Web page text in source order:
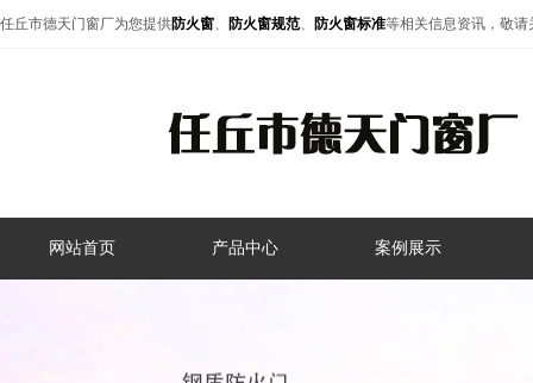
任丘市德天门窗厂为您提供防火窗、 防火窗规范、 防火窗标准等相关信息资讯，敬请
网站首页 产品中心 案例展示